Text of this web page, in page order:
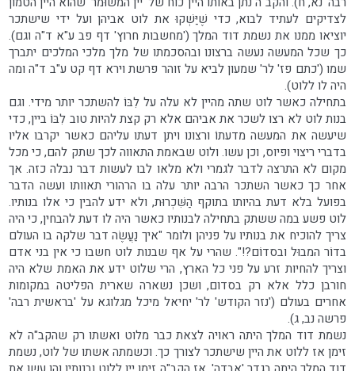
לצדיקים לעתיד לבוא, כדי שֶׁיַּשְׁקוּ את לוט אביהן ועל ידי שישתכר
יוציאו ממנו את נשמת דוד המלך ('מחשבות חרוץ' דף פב ע"א ד"ה וגם).
כך שכל המעשה נעשה ברצונו ובהסכמתו של מלך מלכי המלכים יתברך
שמו ('כתם פז' לר' שמעון לביא על זוהר פרשת וירא דף קט ע"ב ד"ה ומה
היה לו ללוט).
בתחילה כאשר לוט שתה מהיין לא עלה על לִבּוֹ להשתכר יותר מידי. וגם
בנות לוט לא רצו לשכר את אביהם אלא רק קצת להיות טוב לִבּוֹ ביין, כדי
שיעשה את המעשה מדעתוֹ ורצונו ויתן דעתו עליהם כאשר יקרבו אליו
בדברי ריצוי ופיוס, וכן עשו. ולוט שבאמת התאווה לכך שתק להם, כי מכל
מקום לא התרצה לדבר לגמרי ולא מלאו לבו לעשות דבר נבלה כזה. אך
אחר כך כאשר השתכר הרבה יותר עלה בו הרהורי תאוותו ועשה הדבר
בפועל בלא דעת בהיותו בתוקף הַשִּׁכְרוּת, ולא ידע להבין כי אלו בנותיו.
לוט פשע במה ששתק בתחילה לבנותיו כאשר היה לו דעת להבחין, כי היה
צריך להוכיח את בנותיו על פניהן ולומר "איך נַעֲשֶׂה דבר שלקה בו העולם
בדוֹר המבוּל ובסדוֹם?!". שהרי על אף שבנות לוט חשבו כי אין בני אדם
וצריך להחיות זרע על פני כל הארץ, הרי שלוט ידע את האמת שלא היה
חורבן כלל אלא רק בסדום, ושכן נשארה שארית הפליטה במקומות
אחרים בעולם ('נזר הקודש' לר' יחיאל מיכל מגלוגא על 'בראשית רבה'
פרשה נב, ג).
נשמת דוד המלך היתה ראויה לצאת כבר מלוט ואשתו רק שהקב"ה לא
זימן אז ללוט את היין שישתכר לצורך כך. וכשמתה אשתו של לוט, נשמת